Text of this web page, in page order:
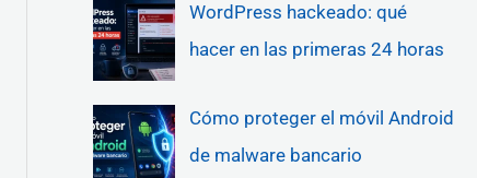
WordPress hackeado: qué
hacer en las primeras 24 horas
Cómo proteger el móvil Android
de malware bancario